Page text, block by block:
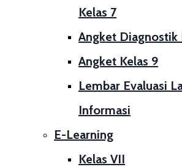
Kelas 7
Angket Diagnostik
Angket Kelas 9
Lembar Evaluasi
Informasi
E-Learning
Kelas VII